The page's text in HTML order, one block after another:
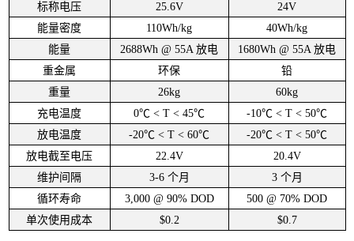
标称电压
25.6V
24V
能量密度
110Wh/kg
40Wh/kg
能量
2688Wh @ 55A 放电
1680Wh @ 55A 放电
重金属
环保
铅
重量
26kg
60kg
充电温度
0℃ < T < 45℃
-10℃ < T < 50℃
放电温度
-20℃ < T < 60℃
-20℃ < T < 50℃
放电截至电压
22.4V
20.4V
维护间隔
3-6 个月
3 个月
循环寿命
3,000 @ 90% DOD
500 @ 70% DOD
单次使用成本
$0.2 $0.7